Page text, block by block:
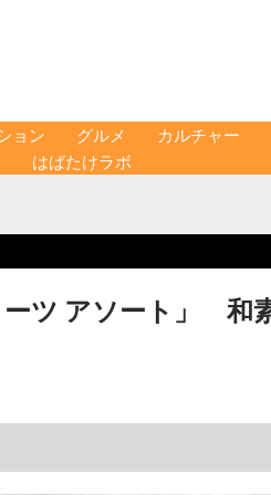
ョン グルメ カルチャー
はばたけラボ
ツ アソート」 和